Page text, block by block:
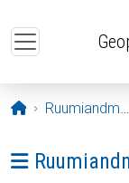
Avaleht
Ruumiandmed
Ava menüü: